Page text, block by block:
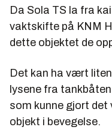
Da Sola TS la fra
vaktskifte på KNM
dette objektet de
Det kan ha vært
lysene fra
som kunne gjort det
objekt i bevegelse.